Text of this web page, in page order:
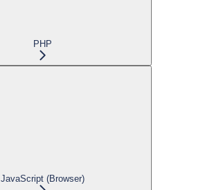
PHP
JavaScript (Browser)